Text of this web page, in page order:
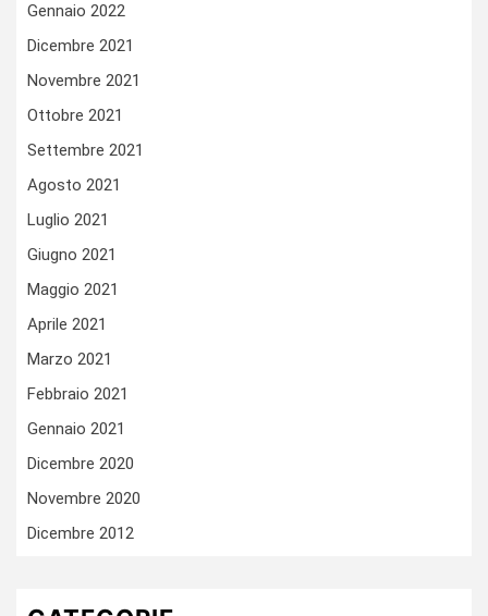
Gennaio 2022
Dicembre 2021
Novembre 2021
Ottobre 2021
Settembre 2021
Agosto 2021
Luglio 2021
Giugno 2021
Maggio 2021
Aprile 2021
Marzo 2021
Febbraio 2021
Gennaio 2021
Dicembre 2020
Novembre 2020
Dicembre 2012